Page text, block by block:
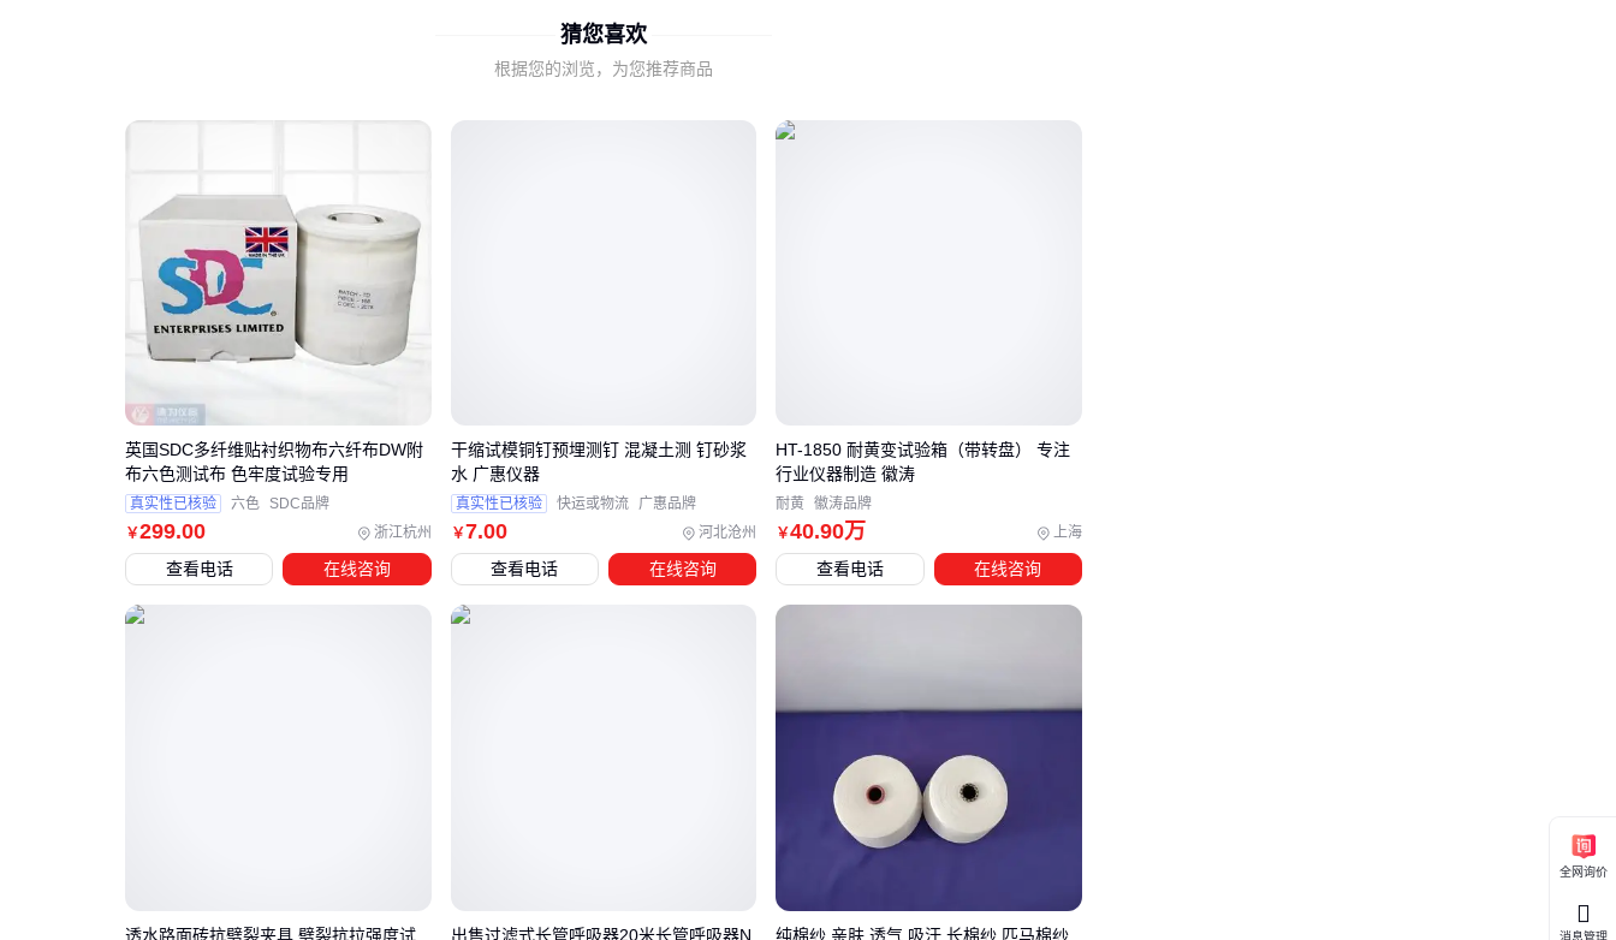
纤维长度越长，纺纱时的断头率越低，成品布的强度和平整度
气性和天然质感的亚麻服装面料
，建议选择纤维长度均匀、
纱支较高的产品；而
亚麻装饰布
或刺绣台布则更关注坯布的
平整度和克重稳定性。
当预算有限或对吸湿性要求不高时，可考虑 棉麻混纺
等替代
方案。这类材料保留了部分亚麻特性，但成本更低且更易加
强度需求：工业用途建议检测坯布的断裂强力指标
成本控制：批量采购时可要求供应商提供亚麻坯布定制幅宽
猜您喜欢
根据您的浏览，为您推荐商品
￥299.00 浙江杭州
英国SDC多纤维贴衬织物布六纤布DW附
布六色测试布 色牢度试验专用
真实性已核验 六色 SDC品牌
查看电话 在线咨询
￥7.00 河北沧州
干缩试模铜钉预埋测钉 混凝土测 钉砂浆
水 广惠仪器
真实性已核验 快运或物流 广惠品牌
查看电话 在线咨询
￥40.90万 上海
HT-1850 耐黄变试验箱（带转盘） 专注
行业仪器制造 徽涛
耐黄 徽涛品牌
查看电话 在线咨询
透水路面砖抗劈裂夹具 劈裂抗拉强度试
出售过滤式长管呼吸器20米长管呼吸器N
纯棉纱 亲肤 透气 吸汗 长棉纱 匹马棉纱
全网询价
消息管理